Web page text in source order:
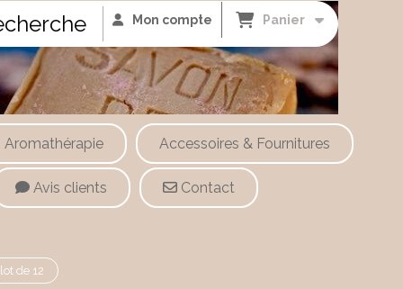
Mon compte Panier
Aromathérapie Accessoires & Fournitures
Avis clients Contact
de 12